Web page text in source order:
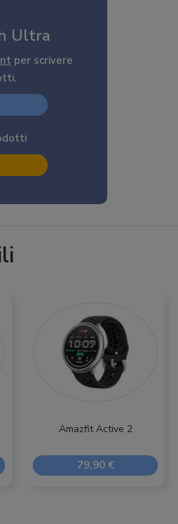
Ultra
per scrivere
Amazfit Active 2
79,90 €